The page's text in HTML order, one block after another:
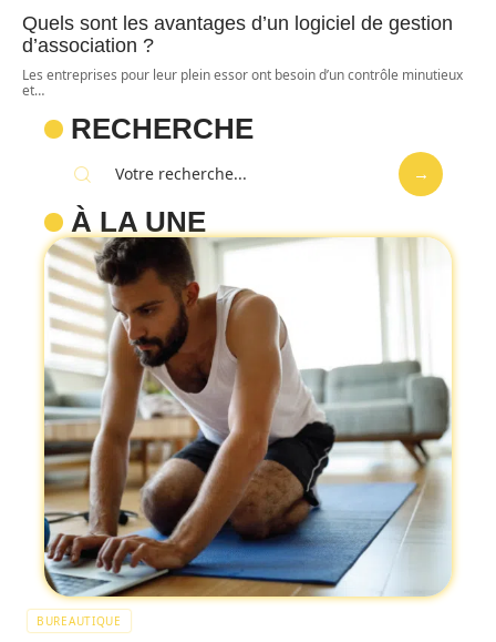
Quels sont les avantages d’un logiciel de gestion
d’association ?
Les entreprises pour leur plein essor ont besoin d’un contrôle minutieux
et…
RECHERCHE
À LA UNE
BUREAUTIQUE